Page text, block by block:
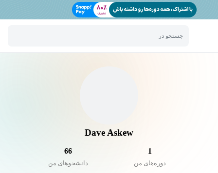
جستجو در
Dave Askew
1
دوره‌های من
66
دانشجو‌های من